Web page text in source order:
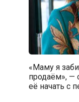
«Маму я
продаём», —
её начать с